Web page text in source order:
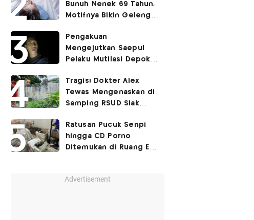
Belum Utuh
Bunuh Nenek 69 Tahun,
Motifnya Bikin Geleng
Pengakuan
Mengejutkan Saepul
Pelaku Mutilasi Depok:
Korban di Kontrakan
Tragis! Dokter Alex
Tewas Mengenaskan di
Samping RSUD Siak
Rocuronium
Ratusan Pucuk Senpi
hingga CD Porno
Ditemukan di Ruang Eks
Advertisement